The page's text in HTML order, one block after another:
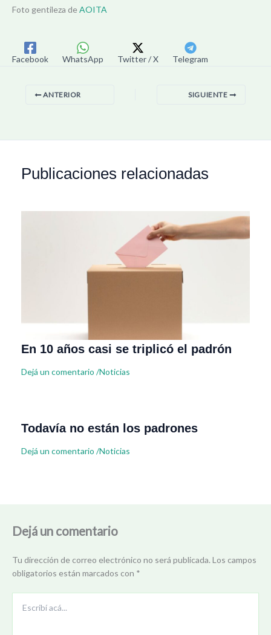
Foto gentileza deAOITA
Facebook WhatsApp Twitter / X Telegram
ANTERIOR SIGUIENTE
Publicaciones relacionadas
En 10 años casi se triplicó el padrón
Dejá un comentario /Noticias
Todavía no están los padrones
Dejá un comentario /Noticias
Dejá un comentario
Tu dirección de correo electrónico no será publicada. Los campos
obligatorios están marcados con *
acá...